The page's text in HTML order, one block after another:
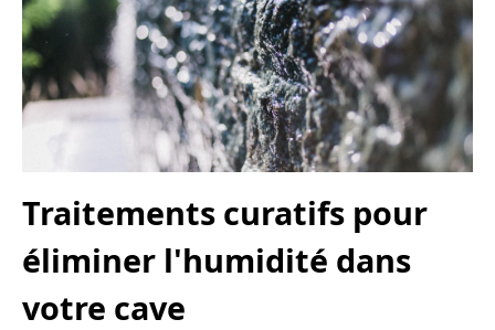
Traitements curatifs pour
éliminer l'humidité dans
votre cave